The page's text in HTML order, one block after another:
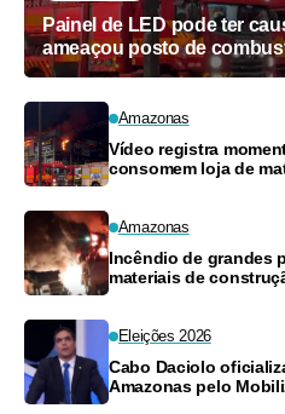
Painel de LED pode ter
ameaçou posto de
Amazonas
Vídeo registra
consomem loja de
Amazonas
Incêndio de grandes
materiais de
Eleições 2026
Cabo Daciolo
Amazonas pelo